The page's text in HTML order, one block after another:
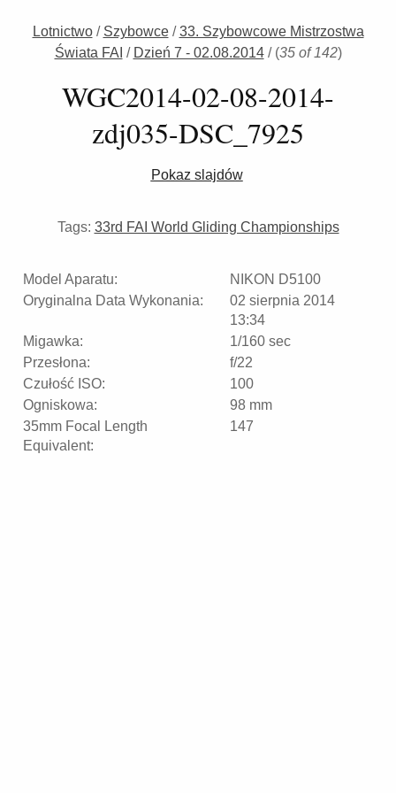
Lotnictwo/ Szybowce/33. Szybowcowe Mistrzostwa
Świata FAI / Dzień 7 - 02.08.2014/ (35 of 142)
WGC2014-02-08-2014-
zdj035-DSC_7925
Pokaz slajdów
Tags: 33rd FAI World Gliding Championships
Model Aparatu:
NIKON D5100
Oryginalna Data Wykonania:
02 sierpnia 2014
13:34
Migawka:
1/160 sec
Przesłona:
f/22
Czułość ISO:
100
Ogniskowa:
98 mm
35mm Focal Length
Equivalent:
147